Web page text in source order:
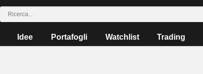
Idee Portafogli Watchlist Trading